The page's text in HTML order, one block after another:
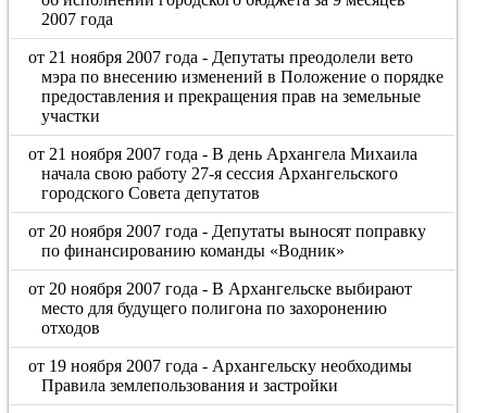
2007 года
от 21 ноября 2007 года - Депутаты преодолели вето
мэра по внесению изменений в Положение о порядке
предоставления и прекращения прав на земельные
участки
от 21 ноября 2007 года - В день Архангела Михаила
начала свою работу 27-я сессия Архангельского
городского Совета депутатов
от 20 ноября 2007 года - Депутаты выносят поправку
по финансированию команды «Водник»
от 20 ноября 2007 года - В Архангельске выбирают
место для будущего полигона по захоронению
отходов
от 19 ноября 2007 года - Архангельску необходимы
Правила землепользования и застройки